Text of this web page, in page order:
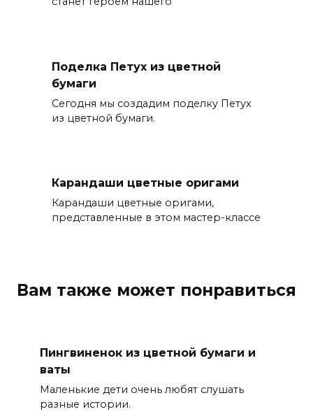
Поделка Петух из цветной
бумаги
Сегодня мы создадим поделку Петух
из цветной бумаги.
Карандаши цветные оригами
Карандаши цветные оригами,
представленные в этом мастер-классе
Вам также может понравиться
Пингвиненок из цветной бумаги и
ваты
Маленькие дети очень любят слушать
разные истории.